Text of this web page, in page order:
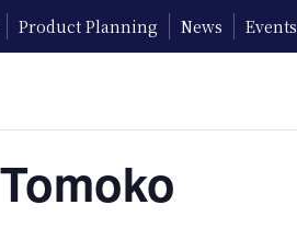
Product Planning News Events